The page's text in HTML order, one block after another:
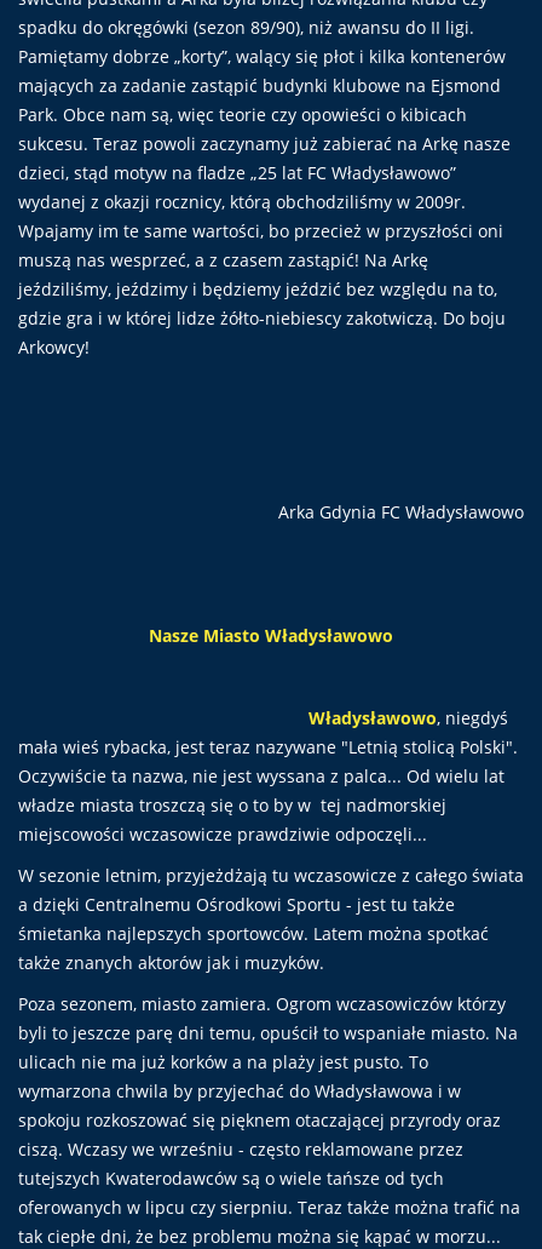
spadku do okręgówki (sezon 89/90), niż awansu do II ligi.
Pamiętamy dobrze „korty”, walący się płot i kilka kontenerów
mających za zadanie zastąpić budynki klubowe na Ejsmond
Park. Obce nam są, więc teorie czy opowieści o kibicach
sukcesu. Teraz powoli zaczynamy już zabierać na Arkę nasze
dzieci, stąd motyw na fladze „25 lat FC Władysławowo”
wydanej z okazji rocznicy, którą obchodziliśmy w 2009r.
Wpajamy im te same wartości, bo przecież w przyszłości oni
muszą nas wesprzeć, a z czasem zastąpić! Na Arkę
jeździliśmy, jeździmy i będziemy jeździć bez względu na to,
gdzie gra i w której lidze żółto-niebiescy zakotwiczą. Do boju
Arkowcy!
Arka Gdynia FC Władysławowo
Nasze Miasto Władysławowo
Władysławowo, niegdyś
mała wieś rybacka, jest teraz nazywane "Letnią stolicą Polski".
Oczywiście ta nazwa, nie jest wyssana z palca... Od wielu lat
władze miasta troszczą się o to by w tej nadmorskiej
miejscowości wczasowicze prawdziwie odpoczęli...
W sezonie letnim, przyjeżdżają tu wczasowicze z całego świata
a dzięki Centralnemu Ośrodkowi Sportu - jest tu także
śmietanka najlepszych sportowców. Latem można spotkać
także znanych aktorów jak i muzyków.
Poza sezonem, miasto zamiera. Ogrom wczasowiczów którzy
byli to jeszcze parę dni temu, opuścił to wspaniałe miasto. Na
ulicach nie ma już korków a na plaży jest pusto. To
wymarzona chwila by przyjechać do Władysławowa i w
spokoju rozkoszować się pięknem otaczającej przyrody oraz
ciszą. Wczasy we wrześniu - często reklamowane przez
tutejszych Kwaterodawców są o wiele tańsze od tych
oferowanych w lipcu czy sierpniu. Teraz także można trafić na
tak ciepłe dni, że bez problemu można się kąpać w morzu...